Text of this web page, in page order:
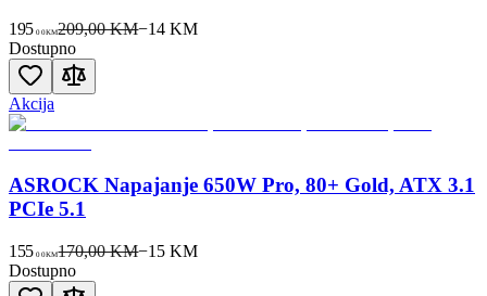
195 00KM209,00 KM−14 KM
Dostupno
Akcija
ASROCK Napajanje 650W Pro, 80+ Gold, ATX 3.1
PCIe 5.1
155 00KM170,00 KM−15 KM
Dostupno